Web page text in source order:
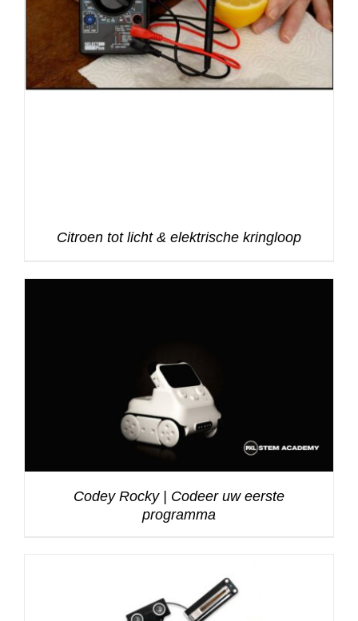
Citroen tot licht & elektrische kringloop
Codey Rocky | Codeer uw eerste
programma